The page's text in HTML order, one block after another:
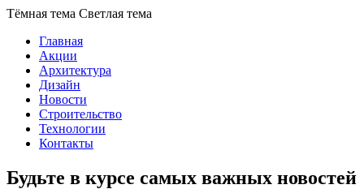
Тёмная тема Светлая тема
Главная
Акции
Архитектура
Дизайн
Новости
Строительство
Технологии
Контакты
Будьте в курсе самых важных новостей